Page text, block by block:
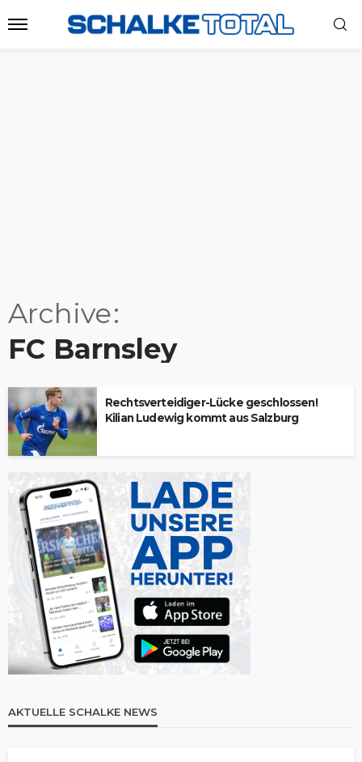
Archive
FC Barnsley
Rechtsverteidiger-Lücke geschlossen!
Kilian Ludewig kommt aus Salzburg
AKTUELLE SCHALKE NEWS